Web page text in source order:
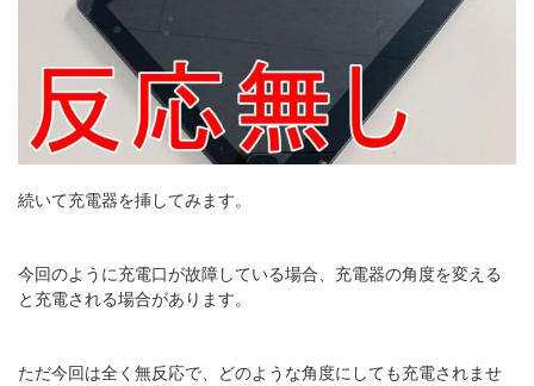
続いて充電器を挿してみます。
今回のように充電口が故障している場合、充電器の角度を変える
と充電される場合があります。
ただ今回は全く無反応で、どのような角度にしても充電されませ